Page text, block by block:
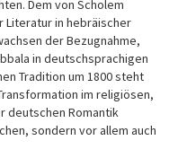
Dem von Scholem
in hebräischer
der Bezugnahme,
in deutschsprachigen
Tradition um 1800 steht
im religiösen,
deutschen Romantik
sondern vor allem auch